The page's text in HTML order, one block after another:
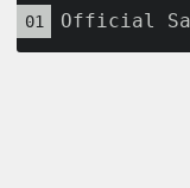
Official